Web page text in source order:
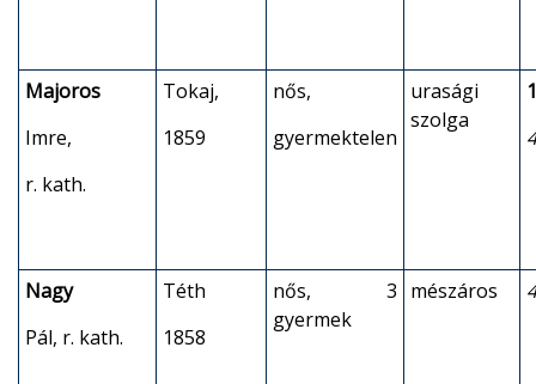
Majoros
Imre,
r. kath.
Tokaj,
1859
nős,
gyermektelen
urasági
szolga
Nagy
Pál, r. kath.
Téth
1858
nős, 3
gyermek
mészáros